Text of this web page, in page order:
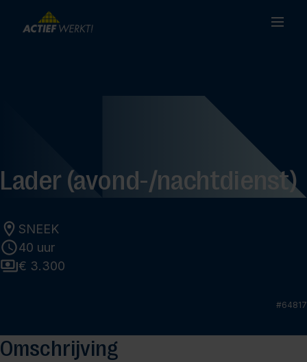
Lader (avond-/nachtdienst)
SNEEK
40 uur
€ 3.300
#64817
Omschrijving